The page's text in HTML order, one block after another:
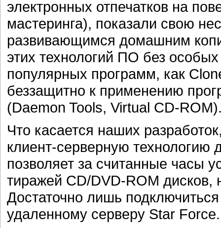
электронных отпечатков на
мастеринга), показали свою
развивающимся домашним
этих технологий ПО без
популярных программ, как
беззащитно к применению
(Daemon Tools, Virtual CD-
Что касается наших
клиент-серверную
позволяет за считанные часы
тиражей CD/DVD-ROM дисков,
Достаточно лишь
удаленному серверу Star Force.